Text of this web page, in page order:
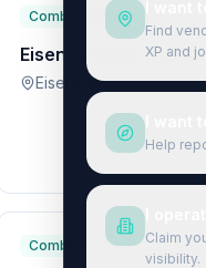
Combo machine
Eisenbahnstr. 1,
Combo machine
Find
XP and
Help
Claim
visibility.